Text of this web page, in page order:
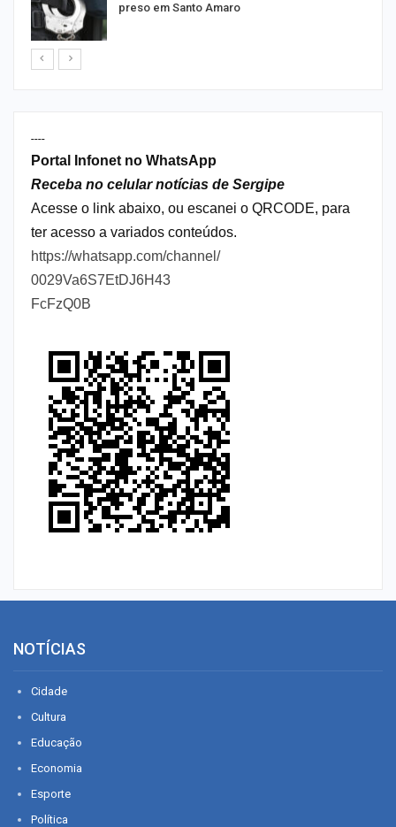
preso em Santo Amaro
----
Portal Infonet no WhatsApp
Receba no celular notícias de Sergipe
Acesse o link abaixo, ou escanei o QRCODE, para
ter acesso a variados conteúdos.
https://whatsapp.com/channel/
0029Va6S7EtDJ6H43
FcFzQ0B
NOTÍCIAS
Cidade
Cultura
Educação
Economia
Esporte
Política